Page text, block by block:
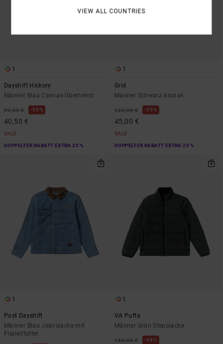
1
Dayshift Hickory
Männer Blau Canvas-Überhemd
90,00 € 55%
40,50 €
SALE
DOPPELTER RABATT EXTRA 25 %
1
Grid
Männer Schwarz Anorak
100,00 € 55%
45,00 €
SALE
DOPPELTER RABATT EXTRA 25 %
1
Post Dayshift
Männer Blau Jeansjacke mit
Flanellfutter
1
VA Puffa
Männer Grün Steppjacke
150,00 € 48%
VIEW ALL COUNTRIES